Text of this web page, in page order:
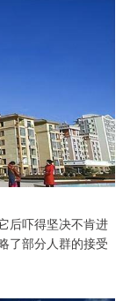
后吓得坚决不肯进
了部分人群的接受